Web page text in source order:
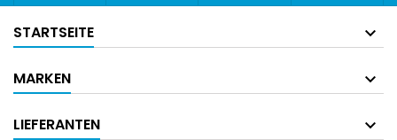
STARTSEITE
MARKEN
LIEFERANTEN